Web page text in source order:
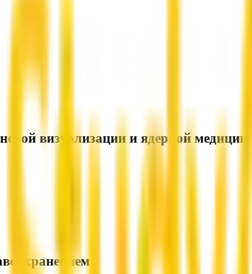
визуализации и ядерной медицины